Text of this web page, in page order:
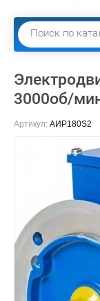
3000об/
Артикул: АИР180S2